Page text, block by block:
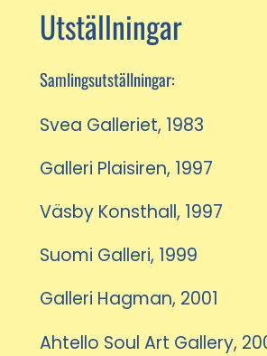
Utställningar
Samlingsutställningar:
Svea Galleriet, 1983
Galleri Plaisiren, 1997
Väsby Konsthall, 1997
Suomi Galleri, 1999
Galleri Hagman, 2001
Ahtello Soul Art Gallery,